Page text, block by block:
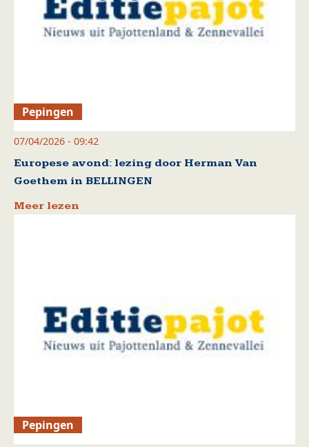
Pepingen
07/04/2026 - 09:42
Europese avond: lezing door Herman Van
Goethem in BELLINGEN
Meer lezen
Pepingen